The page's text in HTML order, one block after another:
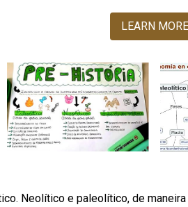
LEARN MORE
Neolítico e paleolítico, de